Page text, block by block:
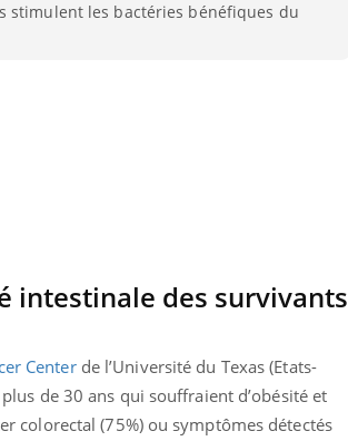
stimulent les bactéries bénéfiques du
intestinale des survivants
Centerde l’Université du Texas (Etats-
de 30 ans qui souffraient d’obésité et
colorectal (75%) ou symptômes détectés